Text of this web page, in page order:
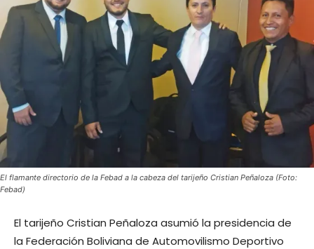
El flamante directorio de la Febad a la cabeza del tarijeño Cristian Peñaloza (Foto:
Febad)
El tarijeño Cristian Peñaloza asumió la presidencia de
la Federación Boliviana de Automovilismo Deportivo